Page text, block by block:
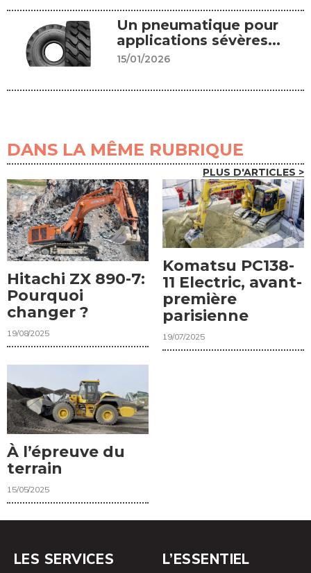
Un pneumatique pour
applications sévères...
15/01/2026
DANS LA MÊME RUBRIQUE
PLUS D'ARTICLES >
Hitachi ZX 890-7:
Pourquoi
changer ?
19/08/2025
Komatsu PC138-
11 Electric, avant-
première
parisienne
19/07/2025
À l’épreuve du
terrain
15/05/2025
LES SERVICES L’ESSENTIEL